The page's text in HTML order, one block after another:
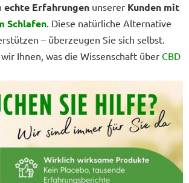
echte Erfahrungen unserer Kunden mit
Schlafen. Diese natürliche Alternative
– überzeugen Sie sich selbst.
Ihnen, was die Wissenschaft über CBD